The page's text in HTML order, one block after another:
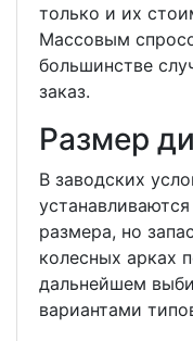
только и их
Массовым
большинстве
заказ.
Размер
В заводских
размера, но
колесных арках
дальнейшем
вариантами